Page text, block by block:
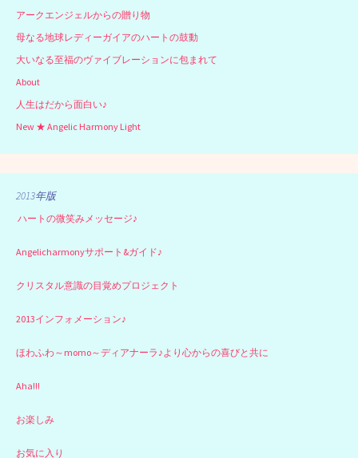
アークエンジェルからの贈り物
母なる地球レディーガイアのハートの鼓動
大いなる至福のヴァイブレーションに包まれて
About
人生はだから面白い♪
New ★ Angelic Harmony Light
2013年版
ハートの微笑みメッセージ♪
Angelicharmonyサポート&ガイド♪
クリスタル意識の目覚めプロジェクト
2013インフォメーション♪
ほわふわ～momo～ディアナーラ♪より心からの喜びと共に
Aha!!!
お楽しみ
お気に入り